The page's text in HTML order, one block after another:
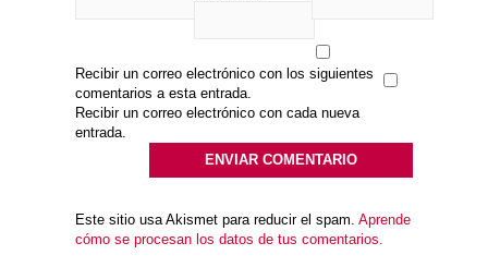
Recibir un correo electrónico con los siguientes
comentarios a esta entrada.
Recibir un correo electrónico con cada nueva
entrada.
Este sitio usa Akismet para reducir el spam. Aprende
cómo se procesan los datos de tus comentarios.